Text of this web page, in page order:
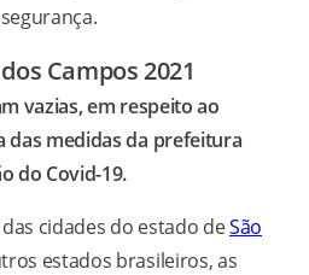
Campos 2021
vazias, em respeito ao
das medidas da prefeitura
do Covid-19.
cidades do estado deSão
estados brasileiros, as